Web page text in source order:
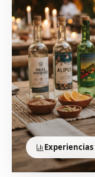
Experiencias